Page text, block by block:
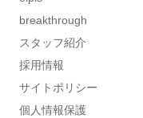
breakthrough
スタッフ紹介
採用情報
サイトポリシー
個人情報保護